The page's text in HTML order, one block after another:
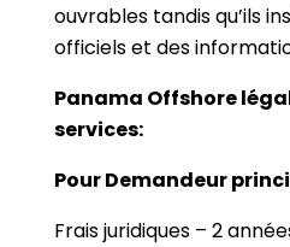
ouvrables tandis qu’ils
officiels et des
Panama Offshore
services:
Pour Demandeur
Frais juridiques – 2